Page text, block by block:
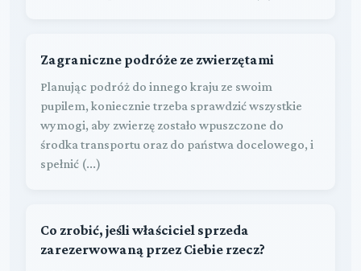
Zagraniczne podróże ze zwierzętami
Planując podróż do innego kraju ze swoim
pupilem, koniecznie trzeba sprawdzić wszystkie
wymogi, aby zwierzę zostało wpuszczone do
środka transportu oraz do państwa docelowego, i
spełnić (...)
Co zrobić, jeśli właściciel sprzeda
zarezerwowaną przez Ciebie rzecz?